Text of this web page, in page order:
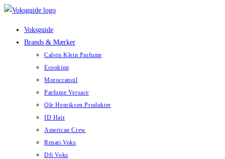
Skip
Voksguide
Brands & Mærker
Calvin Klein Parfume
Ecooking
Moroccanoil
Parfume Versace
Ole Henriksen Produkter
ID Hair
American Crew
Renati Voks
Dfi Voks